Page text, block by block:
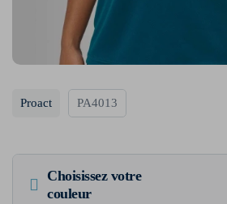
Proact PA4013
Choisissez votre
couleur